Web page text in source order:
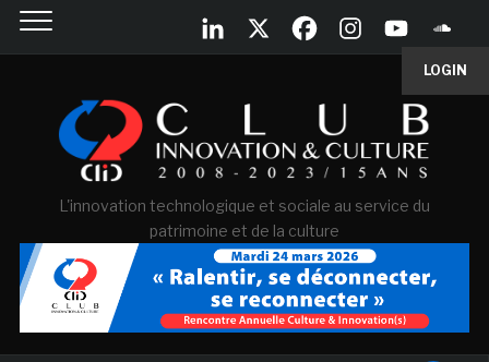
LOGIN
L'innovation technologique et sociale au service du
patrimoine et de la culture